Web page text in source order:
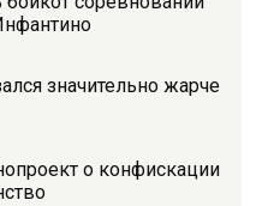
значительно жарче
о конфискации